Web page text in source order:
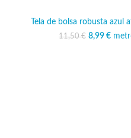
Tela de bolsa robusta azul
11,50€
El precio
8,99 € El